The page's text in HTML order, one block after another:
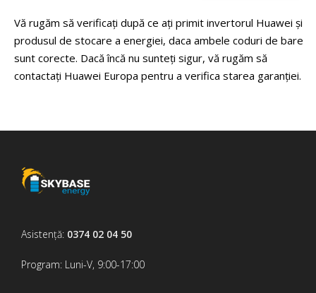
--Unitate de monitorizare a curentului rezidual
--Protecție împotriva defecțiunilor de arc electric
--Control PID integrat
Standarde și siguranță
Include în volumul de livrare
--Conectori PV
Vă rugăm să verificați după ce ați primit invertorul Huawei și
produsul de stocare a energiei, daca ambele coduri de bare
sunt corecte. Dacă încă nu sunteți sigur, vă rugăm să
contactați Huawei Europa pentru a verifica starea garanției.
Asistență: 0374 02 04 50
Program: Luni-V, 9:00-17:00